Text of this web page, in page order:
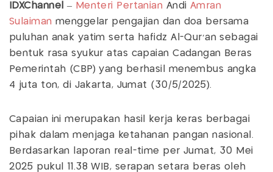
IDXChannel – Menteri Pertanian Andi Amran
Sulaiman menggelar pengajian dan doa bersama
puluhan anak yatim serta hafidz Al-Qur’an sebagai
bentuk rasa syukur atas capaian Cadangan Beras
Pemerintah (CBP) yang berhasil menembus angka
4 juta ton, di Jakarta, Jumat (30/5/2025).
Capaian ini merupakan hasil kerja keras berbagai
pihak dalam menjaga ketahanan pangan nasional.
Berdasarkan laporan real-time per Jumat, 30 Mei
2025 pukul 11.38 WIB, serapan setara beras oleh